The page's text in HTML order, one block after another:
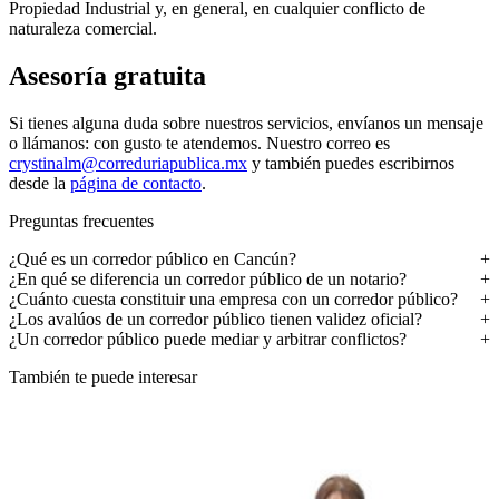
Propiedad Industrial y, en general, en cualquier conflicto de
naturaleza comercial.
Asesoría gratuita
Si tienes alguna duda sobre nuestros servicios, envíanos un mensaje
o llámanos: con gusto te atendemos. Nuestro correo es
crystinalm@correduriapublica.mx y también puedes escribirnos
desde la página de contacto.
Preguntas frecuentes
¿Qué es un corredor público en Cancún?
¿En qué se diferencia un corredor público de un notario?
¿Cuánto cuesta constituir una empresa con un corredor público?
¿Los avalúos de un corredor público tienen validez oficial?
¿Un corredor público puede mediar y arbitrar conflictos?
También te puede interesar